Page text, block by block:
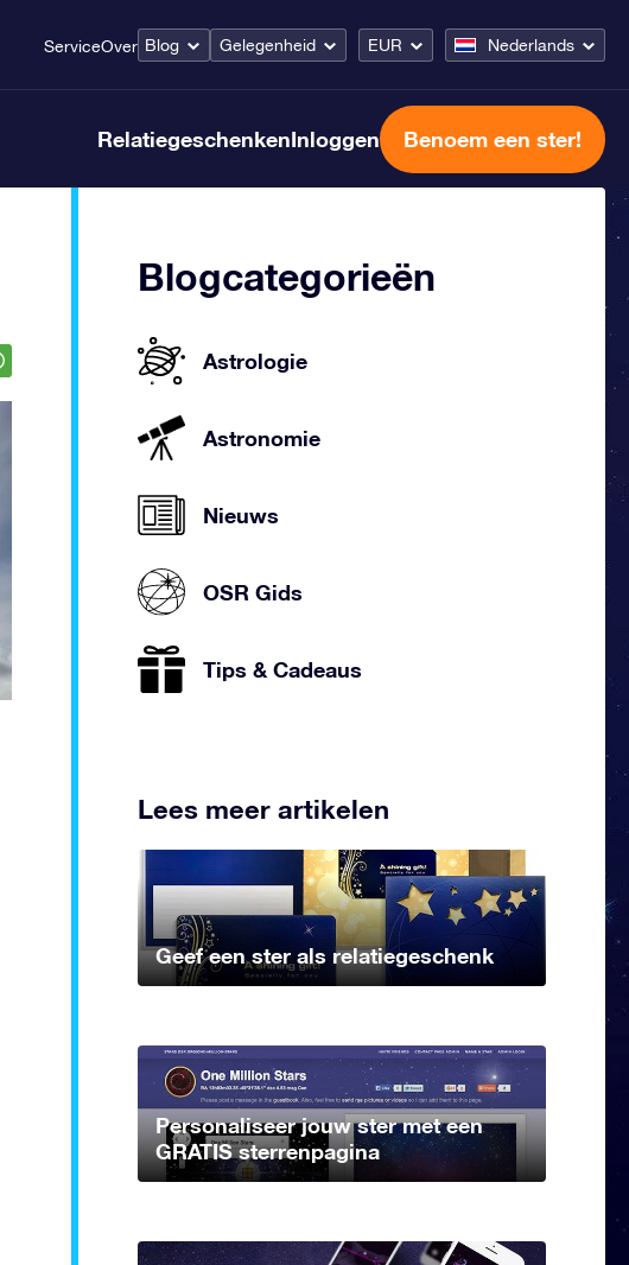
ServiceOver Blog Gelegenheid EUR Nederlands
RelatiegeschenkenInloggen Benoem een ster!
Blogcategorieën
Astrologie
Astronomie
Nieuws
OSR Gids
Tips & Cadeaus
Lees meer artikelen
Geef een ster als relatiegeschenk
Personaliseer jouw ster met een
GRATIS sterrenpagina